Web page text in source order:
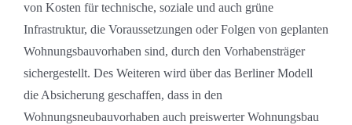
von Kosten für technische, soziale und auch grüne
Infrastruktur, die Voraussetzungen oder Folgen von geplanten
Wohnungsbauvorhaben sind, durch den Vorhabensträger
sichergestellt. Des Weiteren wird über das Berliner Modell
die Absicherung geschaffen, dass in den
Wohnungsneubauvorhaben auch preiswerter Wohnungsbau